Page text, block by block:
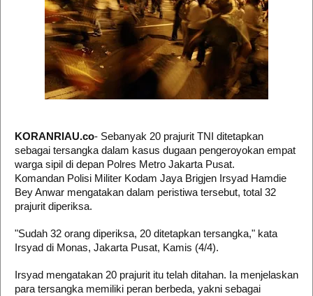
KORANRIAU.co- Sebanyak 20 prajurit TNI ditetapkan
sebagai tersangka dalam kasus dugaan pengeroyokan empat
warga sipil di depan Polres Metro Jakarta Pusat.
Komandan Polisi Militer Kodam Jaya Brigjen Irsyad Hamdie
Bey Anwar mengatakan dalam peristiwa tersebut, total 32
prajurit diperiksa.
"Sudah 32 orang diperiksa, 20 ditetapkan tersangka," kata
Irsyad di Monas, Jakarta Pusat, Kamis (4/4).
Irsyad mengatakan 20 prajurit itu telah ditahan. Ia menjelaskan
para tersangka memiliki peran berbeda, yakni sebagai